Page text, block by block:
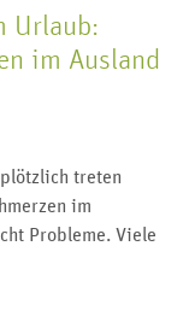
Urlaub:
im Ausland
treten
im
Probleme. Viele